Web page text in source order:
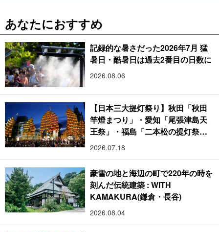
あなたにおすすめ
記録的な暑さだった2026年7月 猛
暑日・酷暑日は過去2番目の日数に
2026.08.06
【日本三大提灯祭り】秋田「秋田
竿燈まつり」・愛知「尾張津島天
王祭」・福島「二本松の提灯祭
り」:おびただしい灯火が夜空を照
2026.07.18
豪雪の地と海辺の町で220年の時を
刻んだ伝統建築 : WITH
KAMAKURA(鎌倉・長谷)
2026.08.04